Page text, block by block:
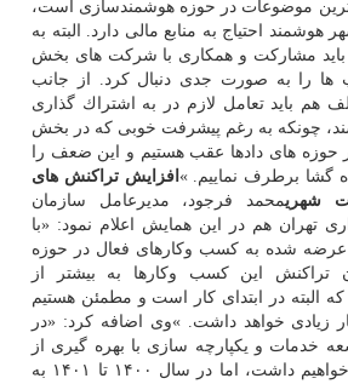
ترین موضوعات در حوزه هوشمندسازی است،
احتیاج به منابع مالی دارد. البته به
باید مشاركت و همكاری با شركت های بخش
را به صورت جدی دنبال كرد. از جانب
هم باید تعامل لازم در به اشتراك گذاری
چونكه به رغم پیشرفت خوبی كه در بخش
حوزه های دادها عقب هستیم و این ضعف را
گشا برطرف نماییم. » افزایش تراكنش های
شهریمحمد فرجود، مدیرعامل سازمان
تهران هم در این همایش اعلام نمود: «با
شده به كسب وكارهای فعال در حوزه
تراكنش این كسب وكارها به بیشتر از
كه البته در ابتدای كار است و مطمئن هستیم
زیادی خواهد داشت. »وی اضافه كرد: «در
خدمات و یكپارچه سازی با بهره گیری از
فناوری بلاكچین تمركز خواهیم داشت، اما در سال ۱۴۰۰ تا ۱۴۰۱ به